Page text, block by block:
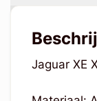
Jaguar XE